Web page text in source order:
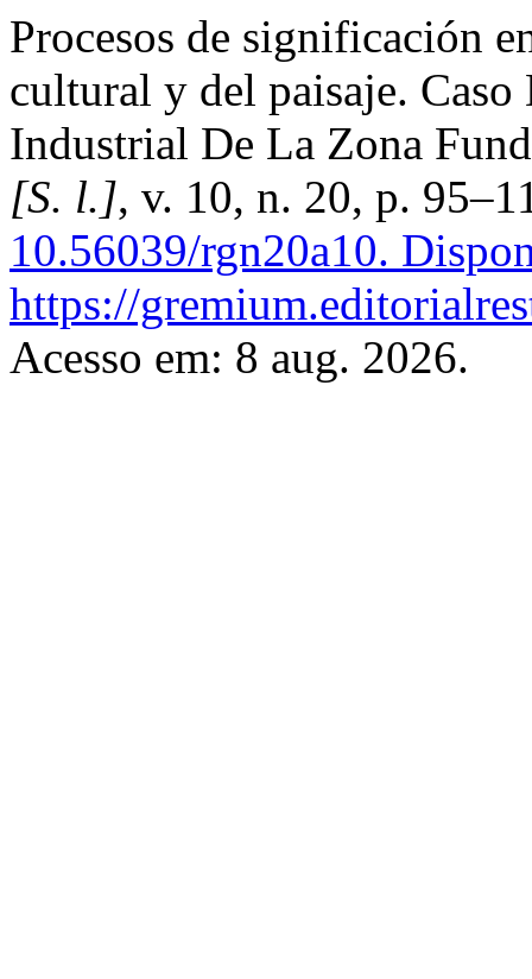
Procesos de significación
cultural y del paisaje.
Industrial De La Zona
[S. l.], v. 10, n. 20, p.
10.56039/rgn20a10.
https://
Acesso em: 8 aug. 2026.